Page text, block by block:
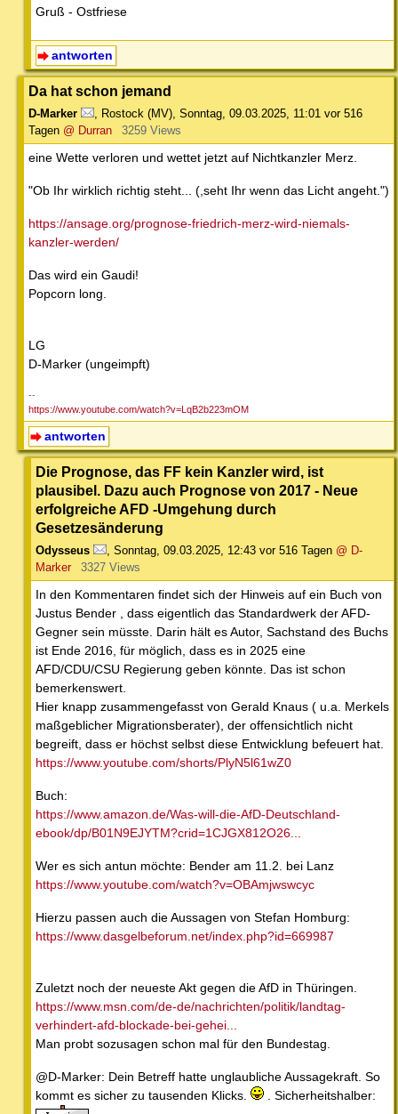
Gruß - Ostfriese
antworten
Da hat schon jemand
D-Marker Rostock (MV) Sonntag, 09.03.2025, 11:01 vor 516
Tagen @ Durran 3259 Views
eine Wette verloren und wettet jetzt auf Nichtkanzler Merz.
"Ob Ihr wirklich richtig steht... (,seht Ihr wenn das Licht angeht.")
https://ansage.org/prognose-friedrich-merz-wird-niemals-
kanzler-werden/
Das wird ein Gaudi!
Popcorn long.
LG
D-Marker (ungeimpft)
--
https://www.youtube.com/watch?v=LqB2b223mOM
antworten
Die Prognose, das FF kein Kanzler wird, ist
plausibel. Dazu auch Prognose von 2017 - Neue
erfolgreiche AFD -Umgehung durch
Gesetzesänderung
Odysseus Sonntag, 09.03.2025, 12:43 vor 516 Tagen @ D-
Marker
3327 Views
In den Kommentaren findet sich der Hinweis auf ein Buch von
Justus Bender , dass eigentlich das Standardwerk der AFD-
Gegner sein müsste. Darin hält es Autor, Sachstand des Buchs
ist Ende 2016, für möglich, dass es in 2025 eine
AFD/CDU/CSU Regierung geben könnte. Das ist schon
bemerkenswert.
Hier knapp zusammengefasst von Gerald Knaus ( u.a. Merkels
maßgeblicher Migrationsberater), der offensichtlich nicht
begreift, dass er höchst selbst diese Entwicklung befeuert hat.
https://www.youtube.com/shorts/PlyN5l61wZ0
Buch:
https://www.amazon.de/Was-will-die-AfD-Deutschland-
ebook/dp/B01N9EJYTM?crid=1CJGX812O26...
Wer es sich antun möchte: Bender am 11.2. bei Lanz
https://www.youtube.com/watch?v=OBAmjwswcyc
Hierzu passen auch die Aussagen von Stefan Homburg:
https://www.dasgelbeforum.net/index.php?id=669987
Zuletzt noch der neueste Akt gegen die AfD in Thüringen.
https://www.msn.com/de-de/nachrichten/politik/landtag-
verhindert-afd-blockade-bei-gehei...
Man probt sozusagen schon mal für den Bundestag.
@D-Marker: Dein Betreff hatte unglaubliche Aussagekraft. So
kommt es sicher zu tausenden Klicks.
. Sicherheitshalber: